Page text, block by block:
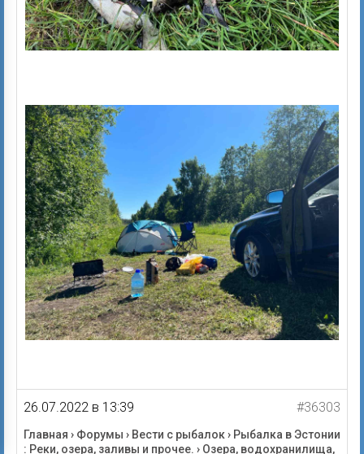
26.07.2022 в 13:39 #36303
Главная › Форумы › Вести с рыбалок› Рыбалка в Эстонии
: Реки, озера, заливы и прочее. › Озера, водохранилища,